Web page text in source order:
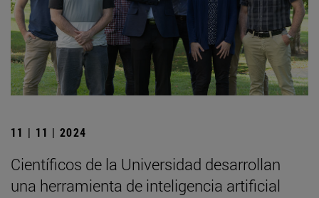
11 | 11 | 2024
Científicos de la Universidad desarrollan
una herramienta de inteligencia artificial